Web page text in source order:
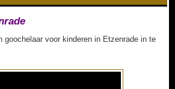
goochelaar voor kinderen in Etzenrade in te